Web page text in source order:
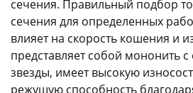
сечения. Правильный подбор
сечения для определенных
влияет на скорость кошения и
представляет собой мононить
звезды, имеет высокую
режущую способность